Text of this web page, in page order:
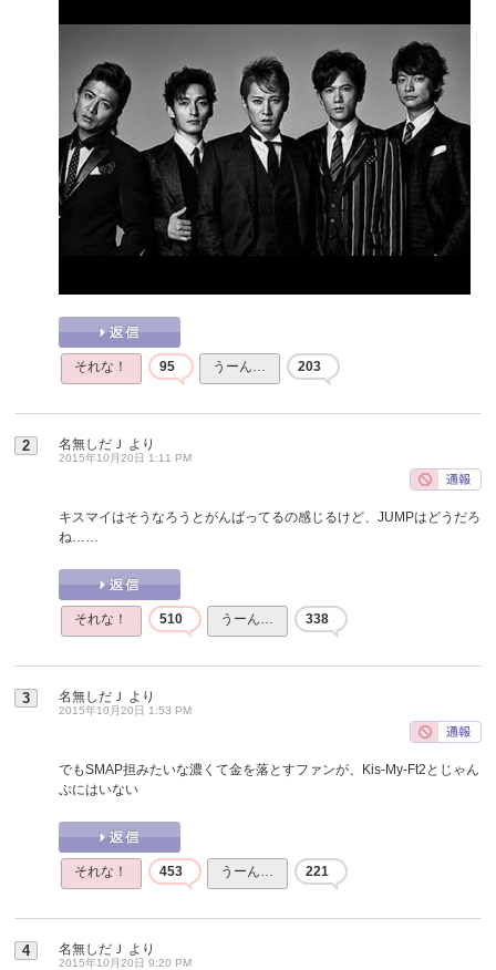
それな！ 95 うーん… 203
2 名無しだＪ より
2015年10月20日 1:11 PM
キスマイはそうなろうとがんばってるの感じるけど、JUMPはどうだろ
ね……
それな！ 510 うーん… 338
3 名無しだＪ より
2015年10月20日 1:53 PM
でもSMAP担みたいな濃くて金を落とすファンが、Kis-My-Ft2とじゃん
ぷにはいない
それな！ 453 うーん… 221
4 名無しだＪ より
2015年10月20日 9:20 PM